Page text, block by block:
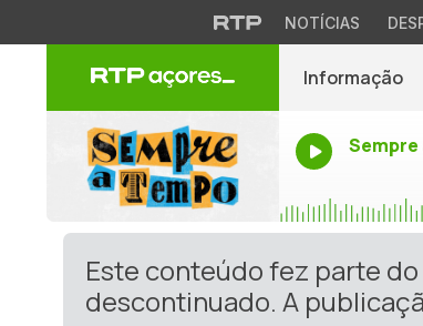
NOTÍCIAS
Informação
Sempre
Este conteúdo fez parte
descontinuado. A